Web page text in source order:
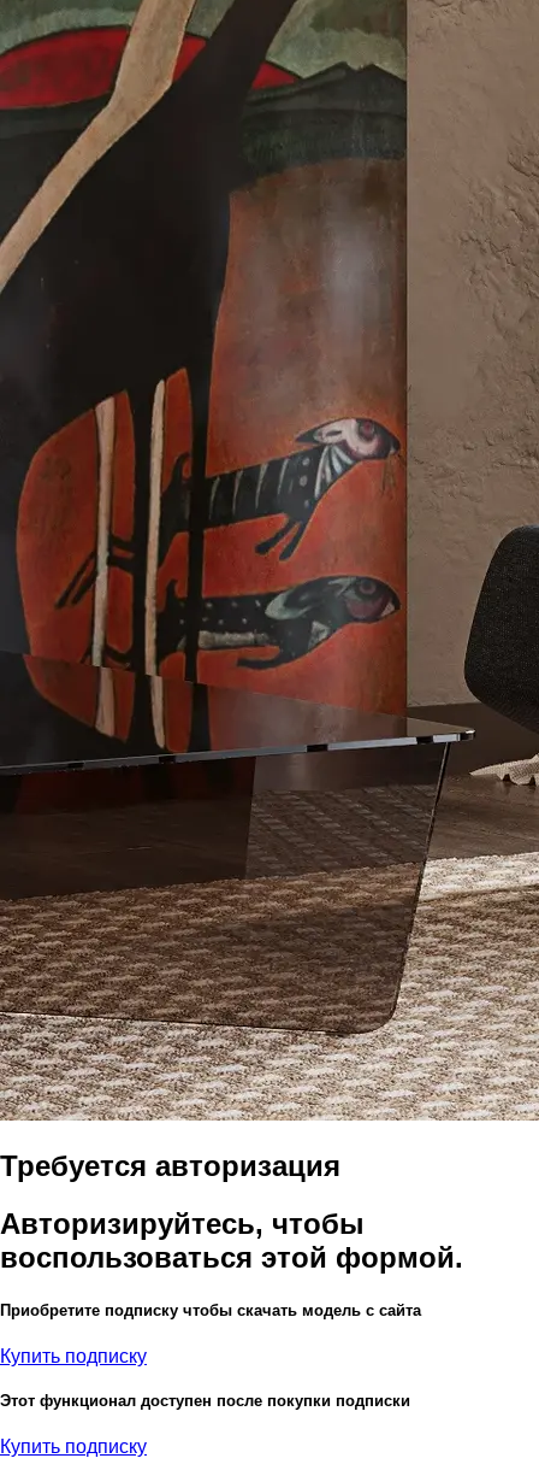
Требуется авторизация
Авторизируйтесь, чтобы
воспользоваться этой формой.
Приобретите подписку чтобы скачать модель с сайта
Купить подписку
Этот функционал доступен после покупки подписки
Купить подписку